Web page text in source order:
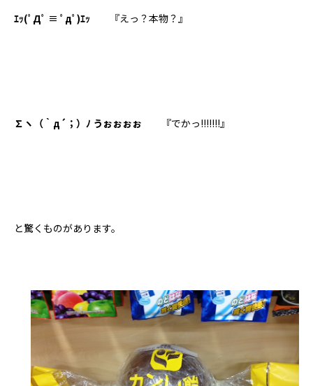
ｴｯ(ﾟДﾟ ≡ ﾟдﾟ)ｴｯ 『えっ？本物？』
∑ヽ（｀д´；）ﾉ うぉぉぉぉ 『でかっ!!!!!!!』
と驚くものがあります。